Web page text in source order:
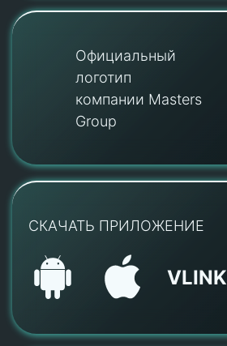
Официальный
логотип
компании Masters
Group
СКАЧАТЬ ПРИЛОЖЕНИЕ
VLINK